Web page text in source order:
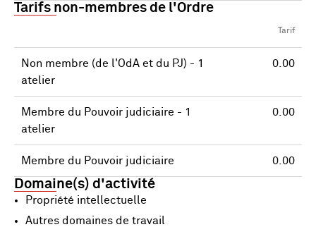
Tarifs non-membres de l'Ordre
Tarif
Non membre (de l'OdA et du PJ) - 1
atelier
0.00
Membre du Pouvoir judiciaire - 1
atelier
0.00
Membre du Pouvoir judiciaire 0.00
Domaine(s) d'activité
Propriété intellectuelle
Autres domaines de travail